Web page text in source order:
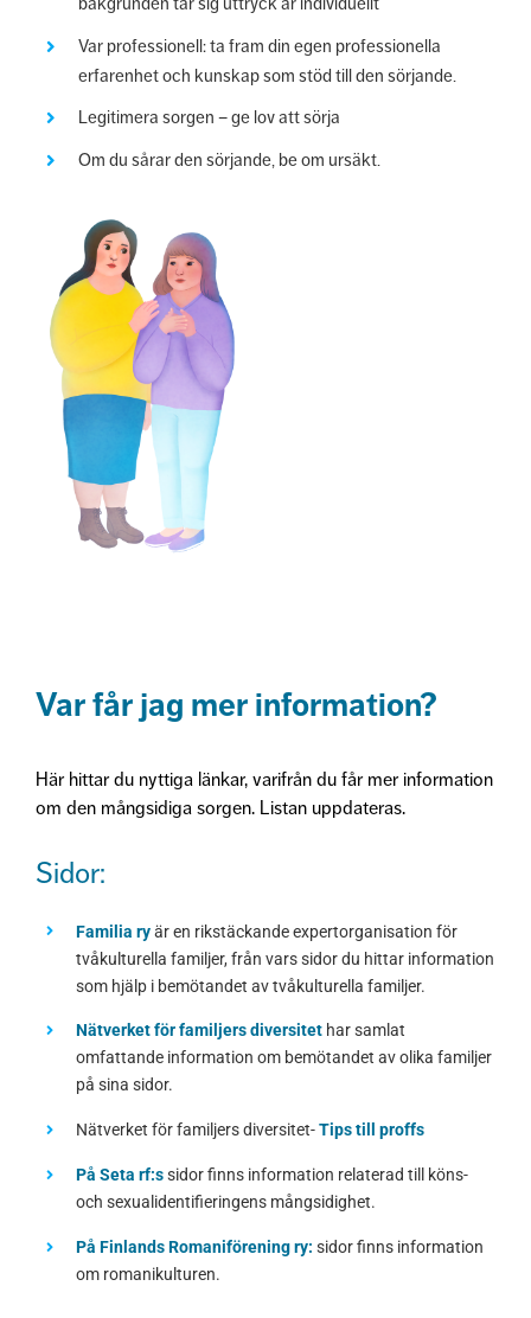
Var professionell: ta fram din egen professionella
erfarenhet och kunskap som stöd till den sörjande.
Legitimera sorgen – ge lov att sörja
Om du sårar den sörjande, be om ursäkt.
Var får jag mer information?
Här hittar du nyttiga länkar, varifrån du får mer information
om den mångsidiga sorgen. Listan uppdateras.
Sidor:
Familia ryär en rikstäckande expertorganisation för
tvåkulturella familjer, från vars sidor du hittar information
som hjälp i bemötandet av tvåkulturella familjer.
Nätverket för familjers diversitet har samlat
omfattande information om bemötandet av olika familjer
på sina sidor.
Nätverket för familjers diversitet-Tips till proffs
På Seta rf:ssidor finns information relaterad till köns-
och sexualidentifieringens mångsidighet.
På Finlands Romaniförening ry: sidor finns information
om romanikulturen.